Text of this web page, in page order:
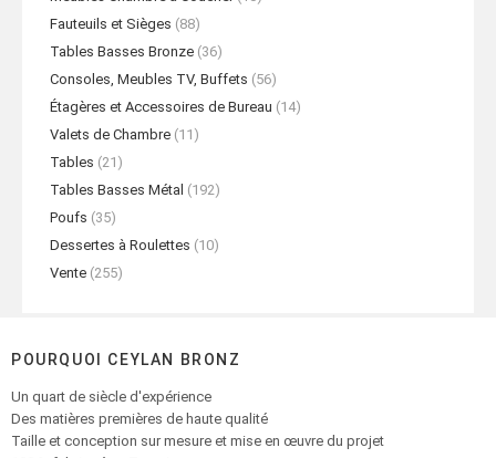
Fauteuils et Sièges (88)
Tables Basses Bronze (36)
Consoles, Meubles TV, Buffets (56)
Étagères et Accessoires de Bureau (14)
Valets de Chambre (11)
Tables (21)
Tables Basses Métal (192)
Poufs (35)
Dessertes à Roulettes (10)
Vente (255)
POURQUOI CEYLAN BRONZ
Un quart de siècle d'expérience
Des matières premières de haute qualité
Taille et conception sur mesure et mise en œuvre du projet